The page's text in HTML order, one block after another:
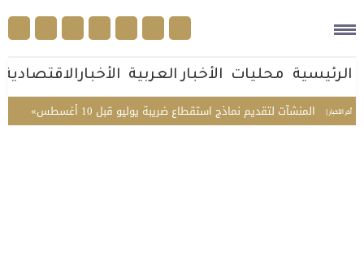
الرئيسية محليات الأخبار العربية الأخبارالاقتصادية
أخر الأخبار |
تدعو المنشآت لتقديم نماذج استقطاع ضريبة يوليو قبل 10 أغسطس